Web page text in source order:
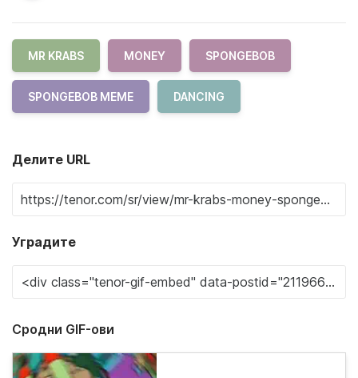
MR KRABS MONEY SPONGEBOB
SPONGEBOB MEME DANCING
Делите URL
Уградите
Сродни GIF-ови